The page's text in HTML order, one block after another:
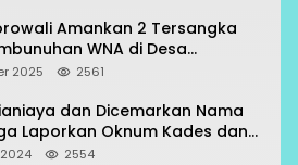
Amankan 2 Tersangka
WNA di Desa
2025 2561
dan Dicemarkan Nama
Laporkan Oknum Kades dan
2554